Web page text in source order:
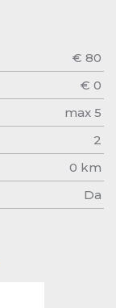
€ 80
€ 0
max 5
2
0 km
Da